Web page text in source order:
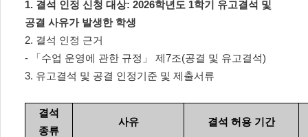
1. 결석 인정 신청 대상: 2026학년도 1학기 유고결석 및
공결 사유가 발생한 학생
2. 결석 인정 근거
-
「 수업 운영에 관한 규정 」 제 7조(공결 및 유고결석)
3. 유고결석 및 공결 인정기준 및 제출서류
결석
종류
사유 결석 허용 기간